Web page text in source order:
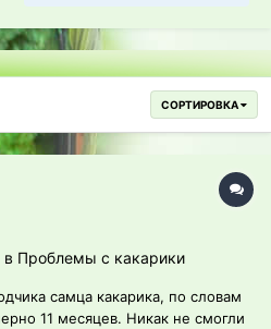
СОРТИРОВКА
в Проблемы с какарики
самца какарика, по словам
11 месяцев. Никак не смогли